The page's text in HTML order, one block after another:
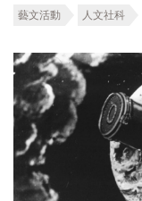
藝文活動 人文社科